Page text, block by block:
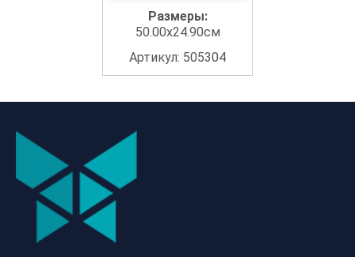
Размеры:
50.00x24.90см
Артикул: 505304